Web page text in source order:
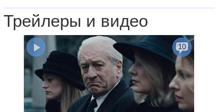
Трейлеры и видео
10